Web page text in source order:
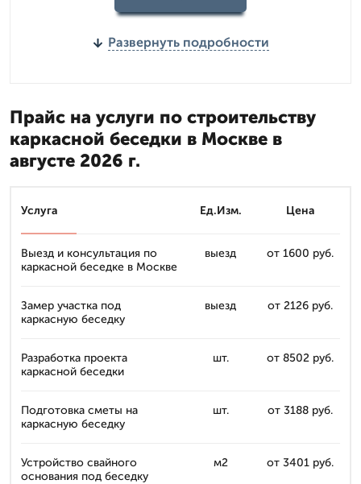
Развернуть подробности
Прайс на услуги по строительству
каркасной беседки в Москве в
августе 2026 г.
Услуга Ед.Изм. Цена
Выезд и консультация по
каркасной беседке в Москве
выезд от 1600 руб.
Замер участка под
каркасную беседку
выезд от 2126 руб.
Разработка проекта
каркасной беседки
шт. от 8502 руб.
Подготовка сметы на
каркасную беседку
шт. от 3188 руб.
Устройство свайного
основания под беседку
м2 от 3401 руб.